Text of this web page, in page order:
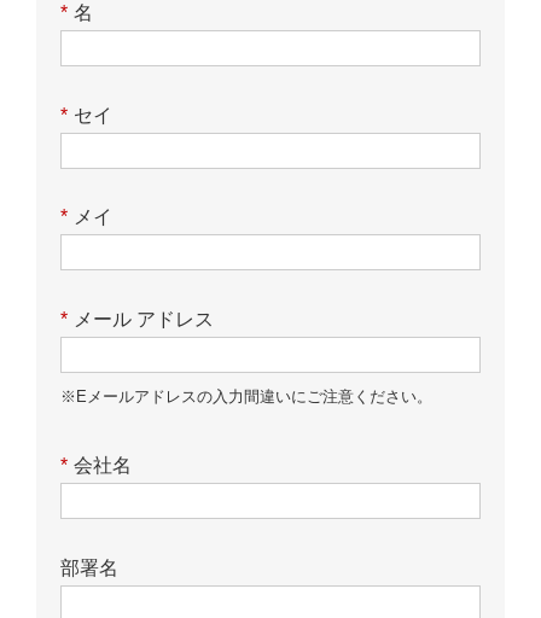
* 名
* セイ
* メイ
* メール アドレス
※Eメールアドレスの入力間違いにご注意ください。
* 会社名
部署名